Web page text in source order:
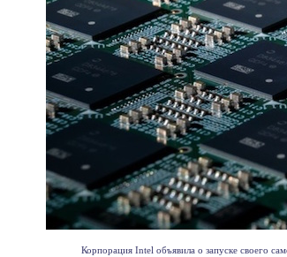
Корпорация Intel объявила о запуске своего